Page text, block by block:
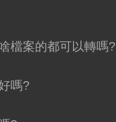
檔案的都可以轉嗎?
嗎?